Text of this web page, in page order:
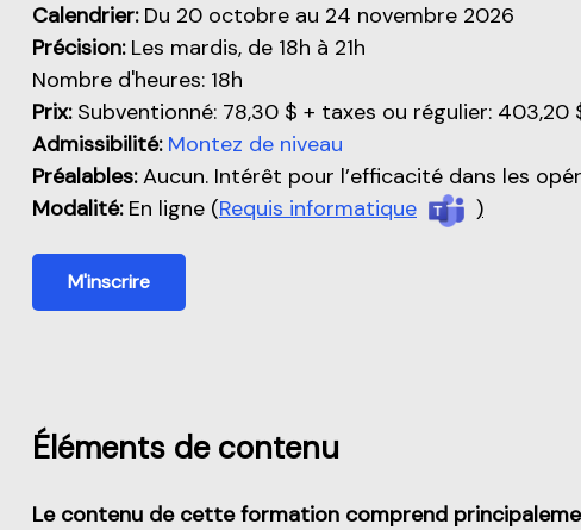
Calendrier:Du 20 octobre au 24 novembre 2026
Précision:Les mardis, de 18h à 21h
Nombre d'heures: 18h
Prix: Subventionné: 78,30 $ + taxes ou régulier: 403,20
Admissibilité: Montez de niveau
Préalables:Aucun. Intérêt pour l’efficacité dans les
Modalité:En ligne (Requis informatique )
M'inscrire
Éléments de contenu
Le contenu de cette formation comprend